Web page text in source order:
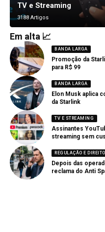
TV e Streaming
3188 Artigos
Em alta 📈
BANDA LARGA
Promoção da
para R$ 99
BANDA LARGA
Elon Musk aplica
da Starlink
TV E STREAMING
Assinantes
streaming sem
REGULAÇÃO E
Depois das
reclama do Anti